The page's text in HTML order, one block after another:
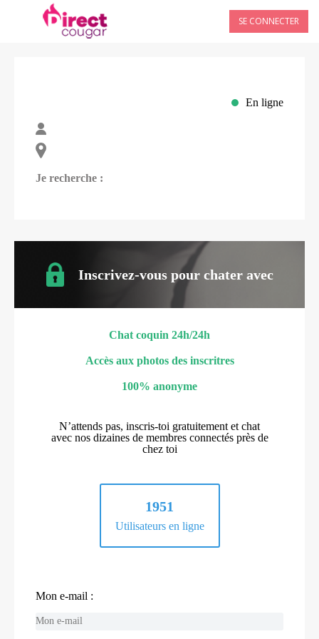
SE CONNECTER
En ligne
Je recherche :
Inscrivez-vous pour chater avec
Chat coquin 24h/24h
Accès aux photos des inscritres
100% anonyme
N’attends pas, inscris-toi gratuitement et chat
avec nos dizaines de membres connectés près de
chez toi
1951
Utilisateurs en ligne
Mon e-mail :